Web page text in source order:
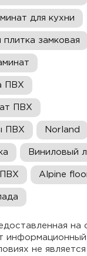
для кухни
плитка замковая
ПВХ
ПВХ
ПВХ Norland
Виниловый
ПВХ Alpine
на
информационный
не